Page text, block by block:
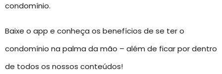
condomínio.
Baixe o app e conheça os benefícios de se ter o
condomínio na palma da mão – além de ficar por dentro
de todos os nossos conteúdos!